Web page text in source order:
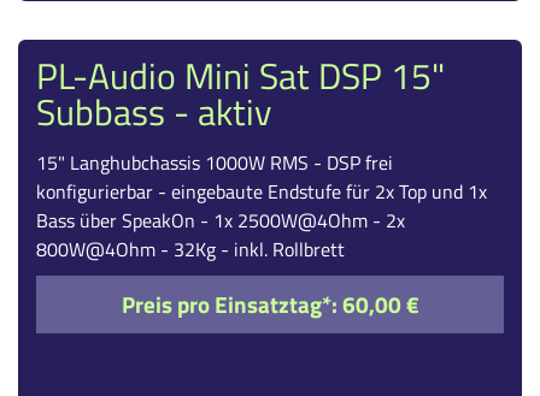
PL-Audio Mini Sat DSP 15"
Subbass - aktiv
15" Langhubchassis 1000W RMS - DSP frei
konfigurierbar - eingebaute Endstufe für 2x Top und 1x
Bass über SpeakOn - 1x 2500W@4Ohm - 2x
800W@4Ohm - 32Kg - inkl. Rollbrett
Preis pro Einsatztag*:60,00 €